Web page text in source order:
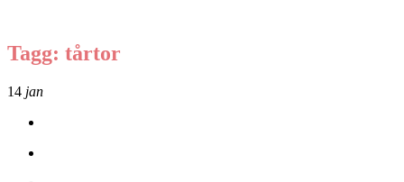
Tagg: tårtor
14 jan